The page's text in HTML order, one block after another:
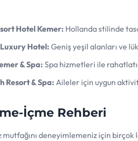
Hotel Kemer: Hollanda stilinde
Hotel: Geniş yeşil alanları ve
& Spa:Spa hizmetleri ile
Resort & Spa: Aileler için uygun
İçme Rehberi
mutfağını deneyimlemeniz için